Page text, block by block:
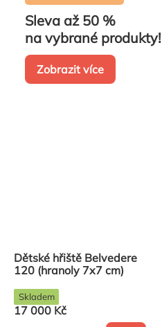
Sleva až 50 %
na vybrané produkty!
Zobrazit více
Dětské hřiště Belvedere
120 (hranoly 7x7 cm)
17 000 Kč
Skladem